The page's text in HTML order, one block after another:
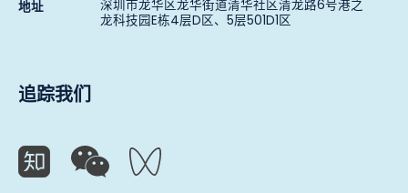
地址 深圳市龙华区龙华街道清华社区清龙路6号港之
龙科技园E栋4层D区、5层501D1区
追踪我们